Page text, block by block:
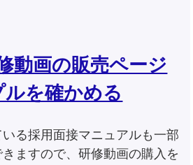
動画の販売ページ
を確かめる
る採用面接マニュアルも一部
ますので、研修動画の購入を